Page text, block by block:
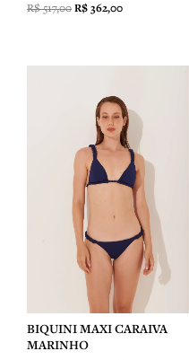
R$517,00 R$ 362,00
BIQUINI MAXI CARAIVA
MARINHO